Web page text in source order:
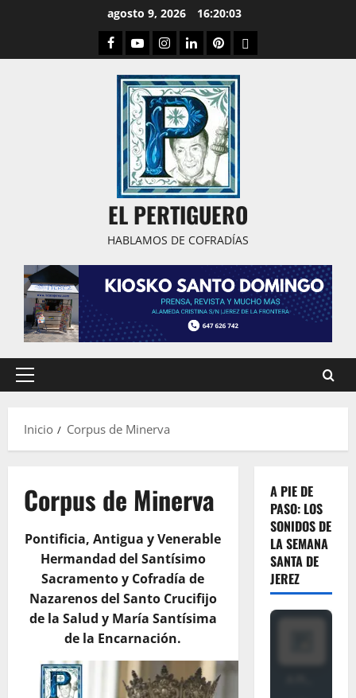
agosto 9, 2026 16:20:04
Facebook
YoutubeInstagram
LinkedPinterestDribbble
EL PERTIGUERO
HABLAMOS DE COFRADÍAS
Menú
Inicio
Corpus de Minerva
Corpus de Minerva
Pontificia, Antigua y Venerable
Hermandad del Santísimo
Sacramento y Cofradía de
Nazarenos del Santo Crucifijo
de la Salud y María Santísima
de la Encarnación.
A PIE DE
PASO: LOS
SONIDOS DE
LA SEMANA
SANTA DE
JEREZ